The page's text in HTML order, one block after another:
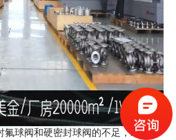
氟球阀和硬密封球阀的不足，对于有